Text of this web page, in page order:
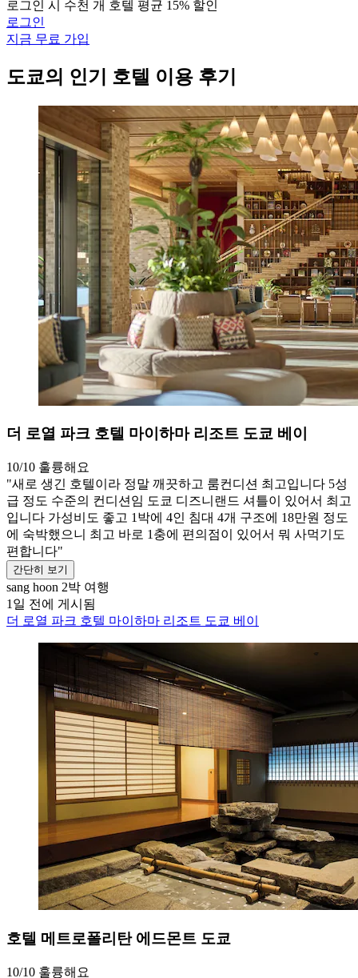
로그인 시 수천 개 호텔 평균 15% 할인
로그인
지금 무료 가입
도쿄의 인기 호텔 이용 후기
더 로열 파크 호텔 마이하마 리조트 도쿄 베이
10/10 훌륭해요
"새로 생긴 호텔이라 정말 깨끗하고 룸컨디션 최고입니다 5성
급 정도 수준의 컨디션임 도쿄 디즈니랜드 셔틀이 있어서 최고
입니다 가성비도 좋고 1박에 4인 침대 4개 구조에 18만원 정도
에 숙박했으니 최고 바로 1충에 편의점이 있어서 뭐 사먹기도
편합니다"
간단히 보기
sang hoon 2박 여행
1일 전에 게시됨
더 로열 파크 호텔 마이하마 리조트 도쿄 베이
호텔 메트로폴리탄 에드몬트 도쿄
10/10 훌륭해요